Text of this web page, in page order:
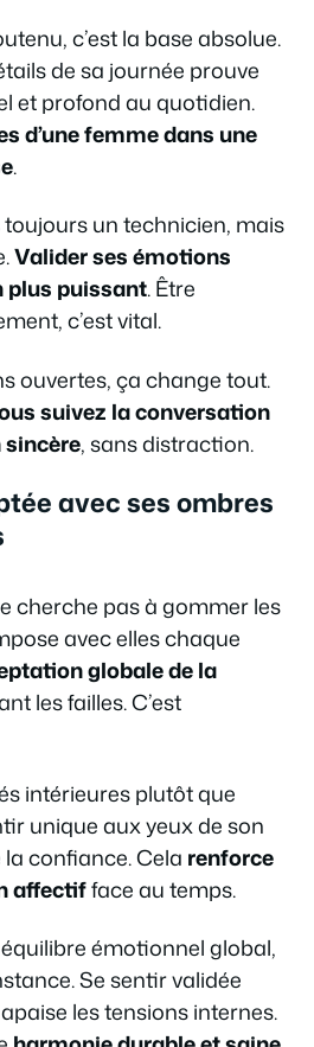
c’est la base absolue.
de sa journée prouve
et profond au quotidien.
d’une femme dans une
.
un technicien, mais
Valider ses émotions
plus puissant. Être
c’est vital.
ouvertes, ça change tout.
suivez la conversation
, sans distraction.
avec ses ombres
cherche pas à gommer les
avec elles chaque
globale de la
les failles. C’est
intérieures plutôt que
unique aux yeux de son
confiance. Cela renforce
affectifface au temps.
émotionnel global,
Se sentir validée
les tensions internes.